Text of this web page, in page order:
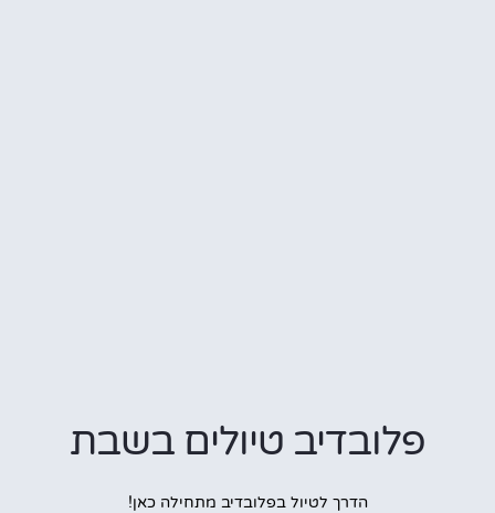
פלובדיב טיולים בשבת
הדרך לטיול בפלובדיב מתחילה כאן!